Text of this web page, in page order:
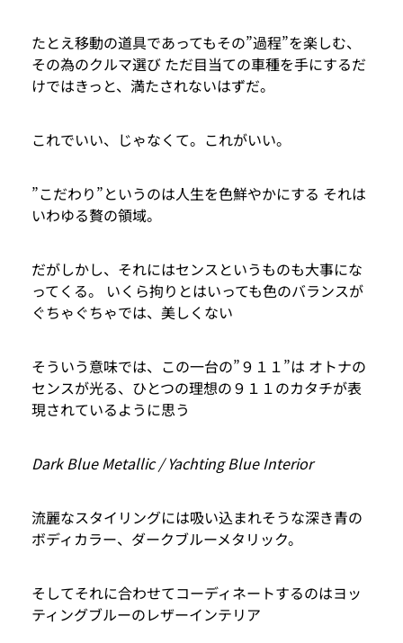
たとえ移動の道具であってもその”過程”を楽しむ、
その為のクルマ選び ただ目当ての車種を手にするだ
けではきっと、満たされないはずだ。
これでいい、じゃなくて。これがいい。
”こだわり”というのは人生を色鮮やかにする それは
いわゆる贅の領域。
だがしかし、それにはセンスというものも大事にな
ってくる。 いくら拘りとはいっても色のバランスが
ぐちゃぐちゃでは、美しくない
そういう意味では、この一台の”９１１”は オトナの
センスが光る、ひとつの理想の９１１のカタチが表
現されているように思う
Dark Blue Metallic / Yachting Blue Interior
流麗なスタイリングには吸い込まれそうな深き青の
ボディカラー、ダークブルーメタリック。
そしてそれに合わせてコーディネートするのはヨッ
ティングブルーのレザーインテリア